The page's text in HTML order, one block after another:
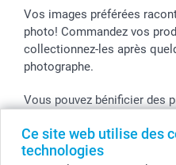
Ce site web utilise des
technologies
Vos images préférées
photo! Commandez vos
collectionnez-les après
photographe.
Vous pouvez bénificier des